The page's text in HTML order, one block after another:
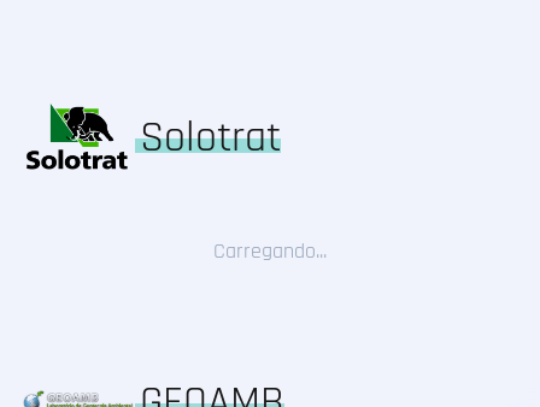
Solotrat
Carregando...